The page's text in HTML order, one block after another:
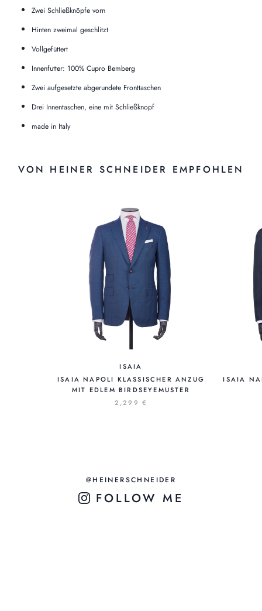
Zwei Schließknöpfe vorn
Hinten zweimal geschlitzt
Vollgefüttert
Innenfutter: 100% Cupro Bemberg
Zwei aufgesetzte abgerundete Fronttaschen
Drei Innentaschen, eine mit Schließknopf
made in Italy
VON HEINER SCHNEIDER EMPFOHLEN
ISAIA
ISAIA NAPOLI KLASSISCHER ANZUG
MIT EDLEM BIRDSEYEMUSTER
2,299 €
ISAIA
@HEINERSCHNEIDER
FOLLOW ME